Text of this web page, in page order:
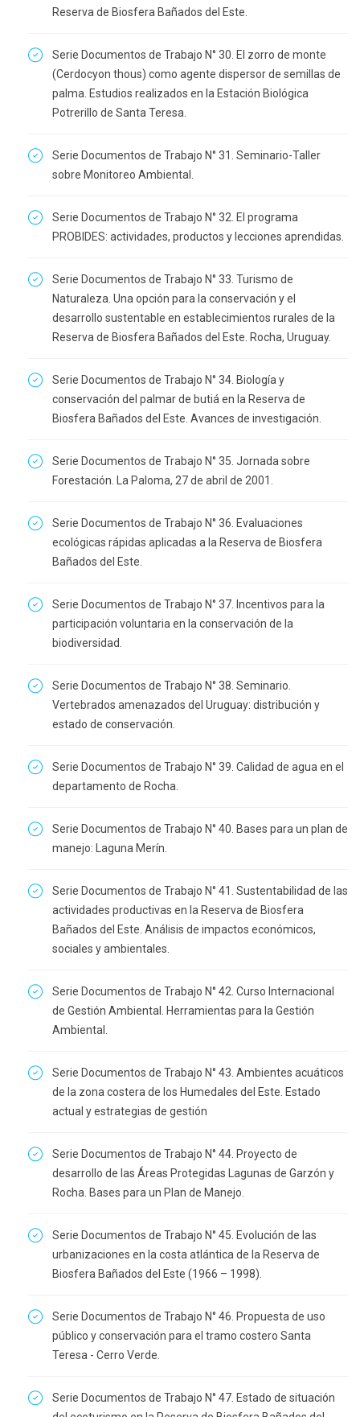
Reserva de Biosfera Bañados del Este.
Serie Documentos de Trabajo N° 30. El zorro de monte
(Cerdocyon thous) como agente dispersor de semillas de
palma. Estudios realizados en la Estación Biológica
Potrerillo de Santa Teresa.
Serie Documentos de Trabajo N° 31. Seminario-Taller
sobre Monitoreo Ambiental.
Serie Documentos de Trabajo N° 32. El programa
PROBIDES: actividades, productos y lecciones aprendidas.
Serie Documentos de Trabajo N° 33. Turismo de
Naturaleza. Una opción para la conservación y el
desarrollo sustentable en establecimientos rurales de la
Reserva de Biosfera Bañados del Este. Rocha, Uruguay.
Serie Documentos de Trabajo N° 34. Biología y
conservación del palmar de butiá en la Reserva de
Biosfera Bañados del Este. Avances de investigación.
Serie Documentos de Trabajo N° 35. Jornada sobre
Forestación. La Paloma, 27 de abril de 2001.
Serie Documentos de Trabajo N° 36. Evaluaciones
ecológicas rápidas aplicadas a la Reserva de Biosfera
Bañados del Este.
Serie Documentos de Trabajo N° 37. Incentivos para la
participación voluntaria en la conservación de la
biodiversidad.
Serie Documentos de Trabajo N° 38. Seminario.
Vertebrados amenazados del Uruguay: distribución y
estado de conservación.
Serie Documentos de Trabajo N° 39. Calidad de agua en el
departamento de Rocha.
Serie Documentos de Trabajo N° 40. Bases para un plan de
manejo: Laguna Merín.
Serie Documentos de Trabajo N° 41. Sustentabilidad de las
actividades productivas en la Reserva de Biosfera
Bañados del Este. Análisis de impactos económicos,
sociales y ambientales.
Serie Documentos de Trabajo N° 42. Curso Internacional
de Gestión Ambiental. Herramientas para la Gestión
Ambiental.
Serie Documentos de Trabajo N° 43. Ambientes acuáticos
de la zona costera de los Humedales del Este. Estado
actual y estrategias de gestión
Serie Documentos de Trabajo N° 44. Proyecto de
desarrollo de las Áreas Protegidas Lagunas de Garzón y
Rocha. Bases para un Plan de Manejo.
Serie Documentos de Trabajo N° 45. Evolución de las
urbanizaciones en la costa atlántica de la Reserva de
Biosfera Bañados del Este (1966 – 1998).
Serie Documentos de Trabajo N° 46. Propuesta de uso
público y conservación para el tramo costero Santa
Teresa - Cerro Verde.
Serie Documentos de Trabajo N° 47. Estado de situación